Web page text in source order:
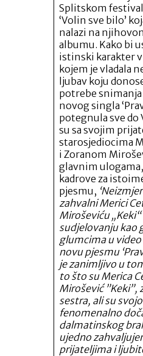
Splitskom
‘Volin sve bilo’
nalazi na
albumu. Kako bi
istinski karakter
kojem je vladala
ljubav koju
potrebe
novog singla
potegnula sve do
su sa svojim
starosjediocima
i Zoranom
glavnim
kadrove za
pjesmu,
zahvalni Merici
Miroševiću „Keki“
sudjelovanju kao
glumcima u
novu pjesmu
je zanimljivo u
to što su Merica
Mirošević ”Keki”,
sestra, ali su
fenomenalno
dalmatinskog
ujedno
prijateljima i